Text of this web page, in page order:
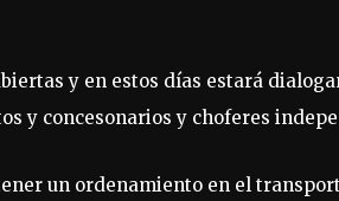
y en estos días estará
y concesonarios y choferes
un ordenamiento en el